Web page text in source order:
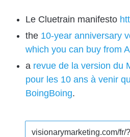
Le Cluetrain manifesto
the 10-year anniversary
which you can buy from
a revue de la version du
pour les 10 ans à venir
BoingBoing.